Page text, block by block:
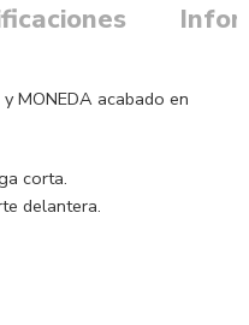
MONEDA acabado en
corta.
delantera.